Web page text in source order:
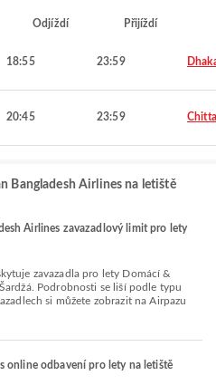
Odjíždí Přijíždí
18:55 23:59
20:45 23:59
Bangladesh Airlines na letiště
Airlines zavazadlový limit pro lety
Podrobnosti se liší podle typu
si můžete zobrazit na Airpazu
online odbavení pro lety na letiště